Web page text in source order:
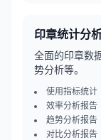
印章统计分
全面的印章数
势分析等。
使用指标统计
效率分析报告
趋势分析报告
对比分析报告